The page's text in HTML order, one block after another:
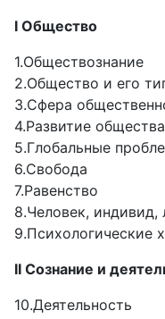
I Общество
1.Обществознание
2.Общество и его
3.Сфера
4.Развитие
5.Глобальные
6.Свобода
7.Равенство
8.Человек, индивид,
9.Психологические
II Сознание и
10.Деятельность